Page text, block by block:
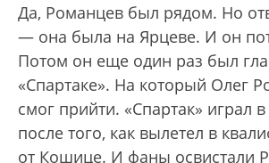
Да, Романцев был рядом. Но
— она была на Ярцеве. И он
Потом он еще один раз был
«Спартаке». На который Олег
смог прийти. «Спартак» играл
после того, как вылетел в
от Кошице. И фаны освистали